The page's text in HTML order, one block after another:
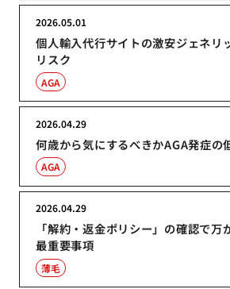
個人輸入代行サイトの激安ジェネリ
リスク
2026.05.01
AGA
何歳から気にするべきかAGA発症の
2026.04.29
AGA
「解約・返金ポリシー」の確認で万
最重要事項
2026.04.29
薄毛